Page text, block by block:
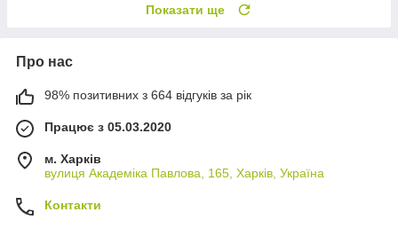
Показати ще
Про нас
98% позитивних з 664 відгуків за рік
Працює з 05.03.2020
м. Харків
вулиця Академіка Павлова, 165, Харків, Україна
Контакти